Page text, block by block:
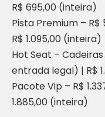
R$ 695,00 (inteira)
Pista Premium –
R$ 1.095,00 (inteira)
Hot Seat –
entrada legal) | R$
Pacote Vip – R$
1.885,00 (inteira)